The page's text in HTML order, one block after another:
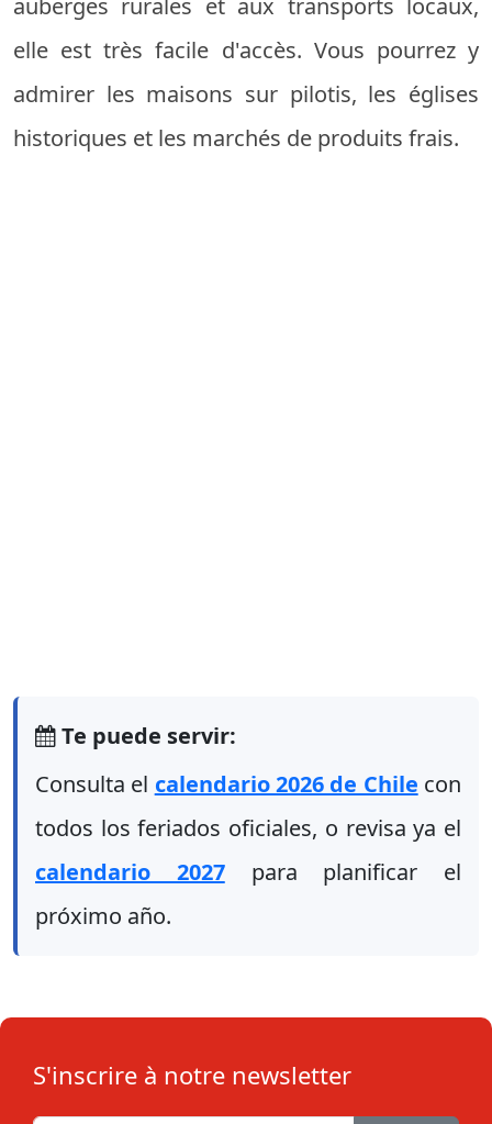
auberges rurales et aux transports locaux,
elle est très facile d'accès. Vous pourrez y
admirer les maisons sur pilotis, les églises
historiques et les marchés de produits frais.
Te puede servir:
Consulta el calendario 2026 de Chile con
todos los feriados oficiales, o revisa ya el
calendario 2027para planificar el
próximo año.
S'inscrire à notre newsletter